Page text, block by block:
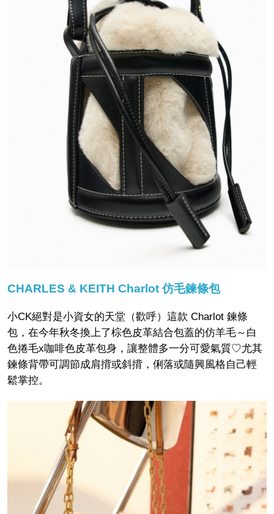
CHARLES & KEITH Charlot 仿毛鍊條包
小CK絕對是小資女的天堂（歡呼）這款 Charlot 鍊條
包，在今年秋冬換上了棕色皮革結合包蓋的仿羊毛～白
色捲毛x咖啡色皮革包身，讓整體多一分可愛氣質♡尤其
鍊條背帶可調節成肩揹或斜揹，俐落或隨興風格自己輕
鬆掌控。